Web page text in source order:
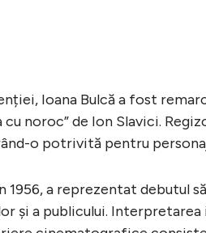
Ioana Bulcă a fost
cu noroc” de Ion Slavici.
o potrivită pentru
1956, a reprezentat debutul
și a publicului. Interpretarea